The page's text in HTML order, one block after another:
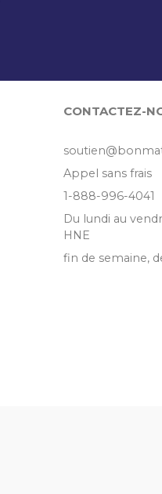
CONTACTEZ-
Appel sans frais
1-888-996-4041
Du lundi au
HNE
fin de semaine,